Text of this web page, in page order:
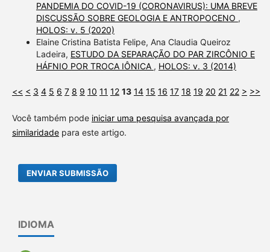
PANDEMIA DO COVID-19 (CORONAVIRUS): UMA BREVE
DISCUSSÃO SOBRE GEOLOGIA E ANTROPOCENO ,
HOLOS: v. 5 (2020)
Elaine Cristina Batista Felipe, Ana Claudia Queiroz
Ladeira, ESTUDO DA SEPARAÇÃO DO PAR ZIRCÔNIO E
HÁFNIO POR TROCA IÔNICA , HOLOS: v. 3 (2014)
<< < 3 4 5 6 7 8 9 10 11 12 13 14 15 16 17 18 19 20 21 22 > >>
Você também pode iniciar uma pesquisa avançada por
similaridadepara este artigo.
ENVIAR SUBMISSÃO
IDIOMA